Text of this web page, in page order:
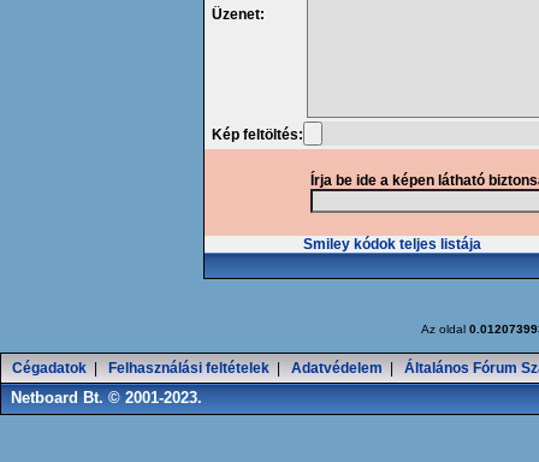
Üzenet:
Kép feltöltés:
Írja be ide a képen látható
Smiley kódok teljes listája
Az oldal
Cégadatok Felhasználási feltételek Adatvédelem Általános Fórum
Netboard Bt. © 2001-2023.